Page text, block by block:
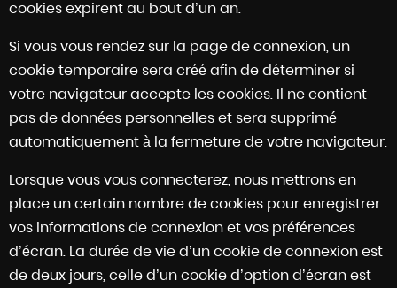
cookies expirent au bout d’un an.
Si vous vous rendez sur la page de connexion, un
cookie temporaire sera créé afin de déterminer si
votre navigateur accepte les cookies. Il ne contient
pas de données personnelles et sera supprimé
automatiquement à la fermeture de votre navigateur.
Lorsque vous vous connecterez, nous mettrons en
place un certain nombre de cookies pour enregistrer
vos informations de connexion et vos préférences
d’écran. La durée de vie d’un cookie de connexion est
de deux jours, celle d’un cookie d’option d’écran est